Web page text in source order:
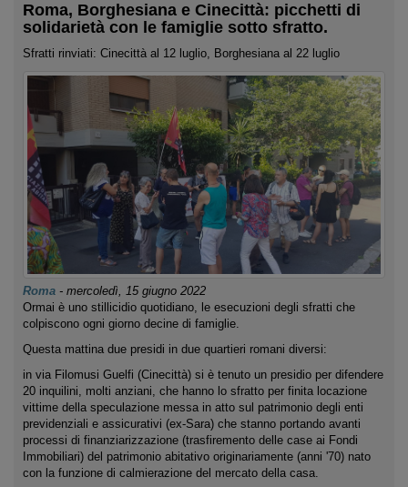
Roma, Borghesiana e Cinecittà: picchetti di
solidarietà con le famiglie sotto sfratto.
Sfratti rinviati: Cinecittà al 12 luglio, Borghesiana al 22 luglio
Roma - mercoledì, 15 giugno 2022
Ormai è uno stillicidio quotidiano, le esecuzioni degli sfratti che
colpiscono ogni giorno decine di famiglie.
Questa mattina due presidi in due quartieri romani diversi:
in via Filomusi Guelfi (Cinecittà) si è tenuto un presidio per difendere
20 inquilini, molti anziani, che hanno lo sfratto per finita locazione
vittime della speculazione messa in atto sul patrimonio degli enti
previdenziali e assicurativi (ex-Sara) che stanno portando avanti
processi di finanziarizzazione (trasfiremento delle case ai Fondi
Immobiliari) del patrimonio abitativo originariamente (anni '70) nato
con la funzione di calmierazione del mercato della casa.